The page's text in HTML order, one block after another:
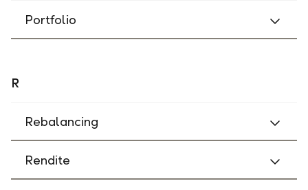
Portfolio
R
Rebalancing
Rendite